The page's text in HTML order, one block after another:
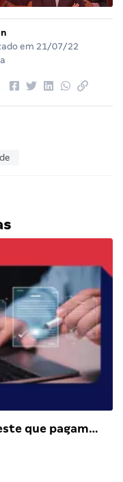
em 21/07/22
que pagam…